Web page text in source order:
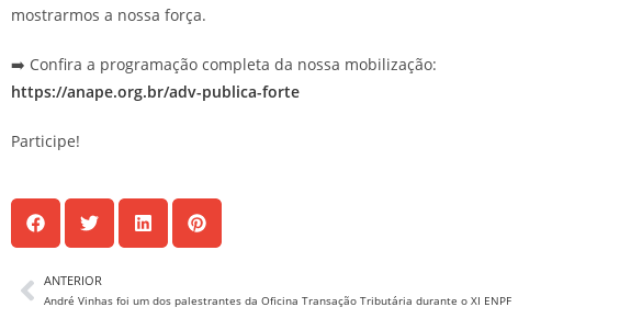
mostrarmos a nossa força.
➡️ Confira a programação completa da nossa mobilização:
https://anape.org.br/adv-publica-forte
Participe!
ANTERIOR
André Vinhas foi um dos palestrantes da Oficina Transação Tributária durante o XI ENPF